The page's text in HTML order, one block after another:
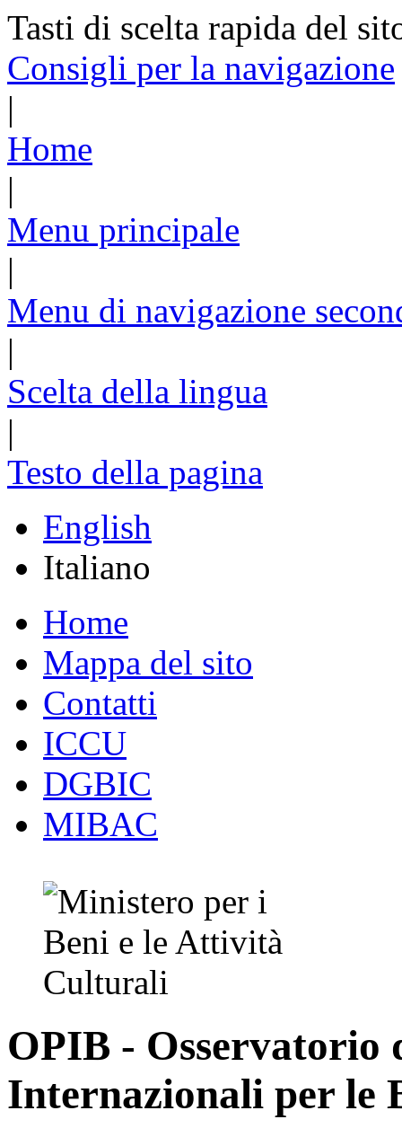
Tasti di scelta rapida del
Consigli per la navigazione
|
Home
|
Menu principale
|
Menu di navigazione
|
Scelta della lingua
|
Testo della pagina
English
Italiano
Home
Mappa del sito
Contatti
ICCU
DGBIC
MIBAC
OPIB - Osservatorio
Internazionali per le